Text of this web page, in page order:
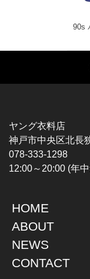
MUSIC TEE
HARDCORE /
PROGLESSIVE
POPS
SOUL / R&B
TOPS
L / S SHIRT
S / S SHIRT
HAWAIIAN SHIRT
ヤング衣料店
神戸市中央区北長
078-333-1298
12:00～20:00 (年
HOME
ABOUT
NEWS
CONTACT